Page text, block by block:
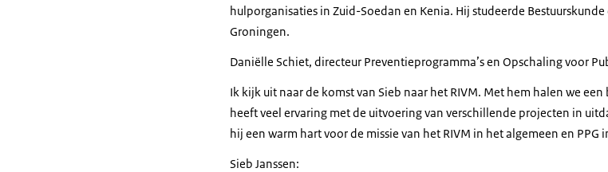
hulporganisaties in Zuid-Soedan en Kenia. Hij studeerde
Groningen.
Daniëlle Schiet, directeur Preventieprogramma’s en Opschaling voor
Ik kijk uit naar de komst van Sieb naar het RIVM. Met hem halen we
heeft veel ervaring met de uitvoering van verschillende projecten in
hij een warm hart voor de missie van het RIVM in het algemeen en PPG
Sieb Janssen: